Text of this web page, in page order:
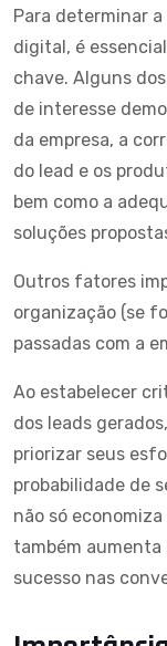
Para determinar
digital , é
chave. Alguns
de interesse
da empresa, a
do lead e os
bem como a
soluções
Outros fatores
organização (se
passadas com a
Ao estabelecer
dos leads
priorizar seus
probabilidade de
não só
também
sucesso nas